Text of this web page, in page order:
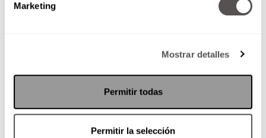
Marketing
Mostrar detalles
Permitir todas
Permitir la selección
La energía de los eclipses es fuerte (no te lo